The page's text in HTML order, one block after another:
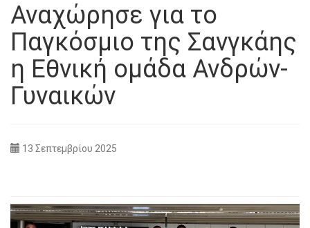
Αναχώρησε για το
Παγκόσμιο της Σανγκάης
η Εθνική ομάδα Ανδρών-
Γυναικών
13 Σεπτεμβρίου 2025